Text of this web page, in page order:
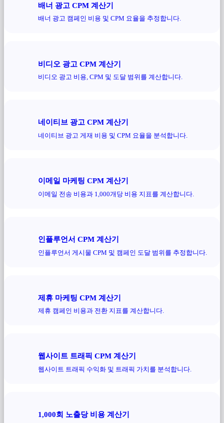
배너 광고 CPM 계산기
배너 광고 캠페인 비용 및 CPM 요율을 추정합니다.
비디오 광고 CPM 계산기
비디오 광고 비용, CPM 및 도달 범위를 계산합니다.
네이티브 광고 CPM 계산기
네이티브 광고 게재 비용 및 CPM 요율을 분석합니다.
이메일 마케팅 CPM 계산기
이메일 전송 비용과 1,000개당 비용 지표를 계산합니다.
인플루언서 CPM 계산기
인플루언서 게시물 CPM 및 캠페인 도달 범위를 추정합니다.
제휴 마케팅 CPM 계산기
제휴 캠페인 비용과 전환 지표를 계산합니다.
웹사이트 트래픽 CPM 계산기
웹사이트 트래픽 수익화 및 트래픽 가치를 분석합니다.
1,000회 노출당 비용 계산기